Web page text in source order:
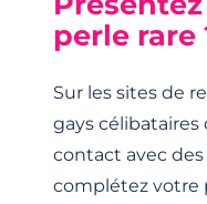
perle rare
Sur les sites de
gays
contact avec
complétez votre